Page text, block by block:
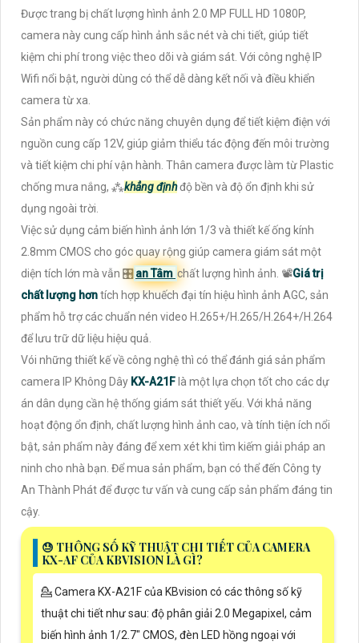
Được trang bị chất lượng hình ảnh 2.0 MP FULL HD 1080P,
camera này cung cấp hình ảnh sắc nét và chi tiết, giúp tiết
kiệm chi phí trong việc theo dõi và giám sát. Với công nghệ IP
Wifi nổi bật, người dùng có thể dễ dàng kết nối và điều khiển
camera từ xa.
Sản phẩm này có chức năng chuyên dụng để tiết kiệm điện với
nguồn cung cấp 12V, giúp giảm thiểu tác động đến môi trường
và tiết kiệm chi phí vận hành. Thân camera được làm từ Plastic
chống mưa nắng, ⁂khẳng địnhđộ bền và độ ổn định khi sử
dụng ngoài trời.
Việc sử dụng cảm biến hình ảnh lớn 1/3 và thiết kế ống kính
2.8mm CMOS cho góc quay rộng giúp camera giám sát một
diện tích lớn mà vẫn 🎛 an Tâm chất lượng hình ảnh. 📽Giá trị
chất lượng hơntích hợp khuếch đại tín hiệu hình ảnh AGC, sản
phẩm hỗ trợ các chuẩn nén video H.265+/H.265/H.264+/H.264
để lưu trữ dữ liệu hiệu quả.
Vói những thiết kế về công nghệ thì có thể đánh giá sản phẩm
camera IP Không Dây KX-A21F là một lựa chọn tốt cho các dự
án dân dụng cần hệ thống giám sát thiết yếu. Với khả năng
hoạt động ổn định, chất lượng hình ảnh cao, và tính tiện ích nổi
bật, sản phẩm này đáng để xem xét khi tìm kiếm giải pháp an
ninh cho nhà bạn. Để mua sản phẩm, bạn có thể đến Công ty
An Thành Phát để được tư vấn và cung cấp sản phẩm đáng tin
cậy.
😓 THÔNG SỐ KỸ THUẬT CHI TIẾT CỦA CAMERA
KX-AF CỦA KBVISION LÀ GÌ?
💁 Camera KX-A21F của KBvision có các thông số kỹ
thuật chi tiết như sau: độ phân giải 2.0 Megapixel, cảm
biến hình ảnh 1/2.7" CMOS, đèn LED hồng ngoại với